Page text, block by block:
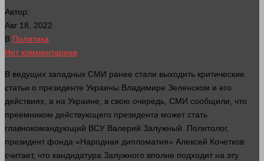
Автор:
Авг 18, 2022
В Политика
Нет комментариев
В ведущих западных СМИ ранее стали выходить критические
статьи о президенте Украины Владимире Зеленском и его
действиях, а на Украине, в свою очередь, СМИ сообщили, что
преемником действующего президента может стать
главнокомандующий ВСУ Валерий Залужный. Политолог,
президент фонда «Народная дипломатия» Алексей Кочетков
считает, что кандидатура Залужного вполне подходит на эту